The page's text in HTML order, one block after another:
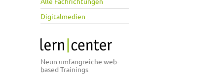
Digitalmedien
Neun umfangreiche web-
based Trainings